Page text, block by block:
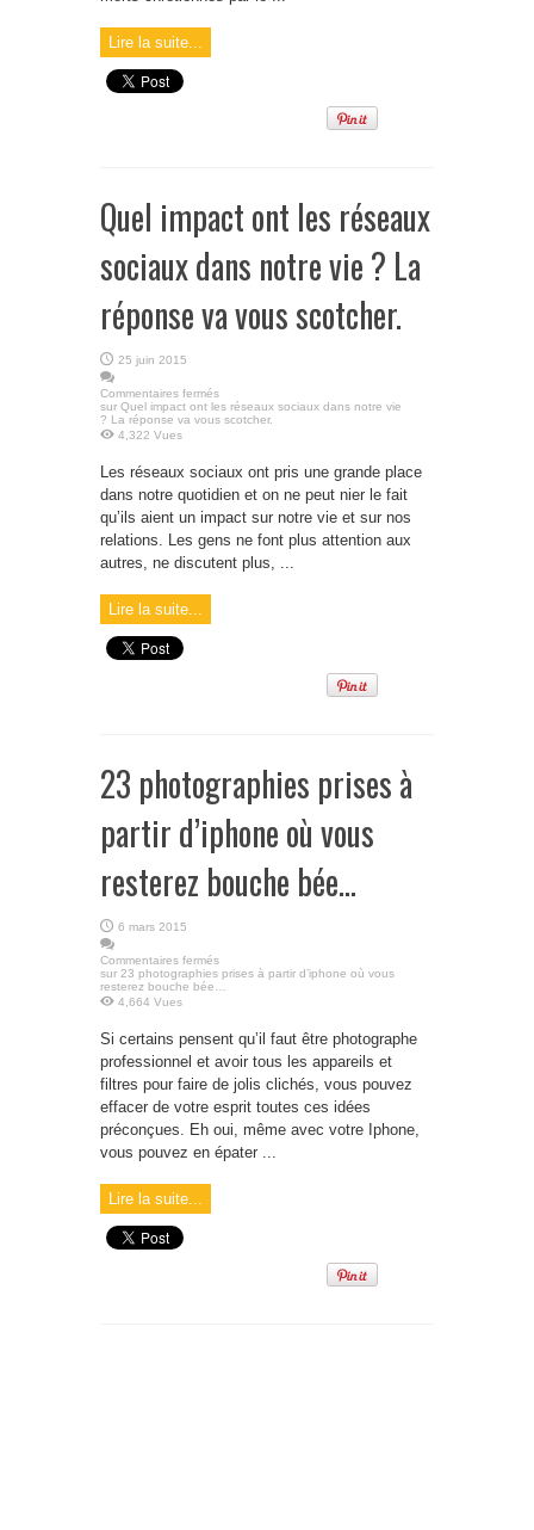
Lire la suite...
Quel impact ont les réseaux
sociaux dans notre vie ? La
réponse va vous scotcher.
25 juin 2015
Commentaires fermés
sur Quel impact ont les réseaux sociaux dans notre vie
? La réponse va vous scotcher.
4,322 Vues
Les réseaux sociaux ont pris une grande place
dans notre quotidien et on ne peut nier le fait
qu’ils aient un impact sur notre vie et sur nos
relations. Les gens ne font plus attention aux
autres, ne discutent plus, ...
Lire la suite...
23 photographies prises à
partir d’iphone où vous
resterez bouche bée…
6 mars 2015
Commentaires fermés
sur 23 photographies prises à partir d’iphone où vous
resterez bouche bée…
4,664 Vues
Si certains pensent qu’il faut être photographe
professionnel et avoir tous les appareils et
filtres pour faire de jolis clichés, vous pouvez
effacer de votre esprit toutes ces idées
préconçues. Eh oui, même avec votre Iphone,
vous pouvez en épater ...
Lire la suite...